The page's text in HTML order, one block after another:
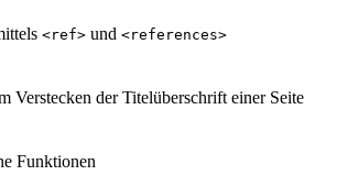
<ref> und <references>
Verstecken der Titelüberschrift einer Seite
Funktionen